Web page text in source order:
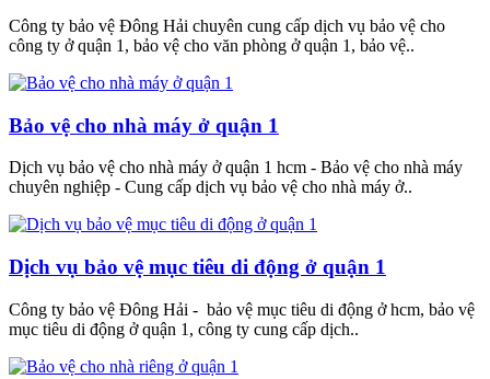
Công ty bảo vệ Đông Hải chuyên cung cấp dịch vụ bảo vệ cho
công ty ở quận 1, bảo vệ cho văn phòng ở quận 1, bảo vệ..
Bảo vệ cho nhà máy ở quận 1
Dịch vụ bảo vệ cho nhà máy ở quận 1 hcm - Bảo vệ cho nhà máy
chuyên nghiệp - Cung cấp dịch vụ bảo vệ cho nhà máy ở..
Dịch vụ bảo vệ mục tiêu di động ở quận 1
Công ty bảo vệ Đông Hải - bảo vệ mục tiêu di động ở hcm, bảo vệ
mục tiêu di động ở quận 1, công ty cung cấp dịch..